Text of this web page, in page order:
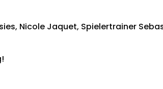
Nicole Jaquet, Spielertrainer